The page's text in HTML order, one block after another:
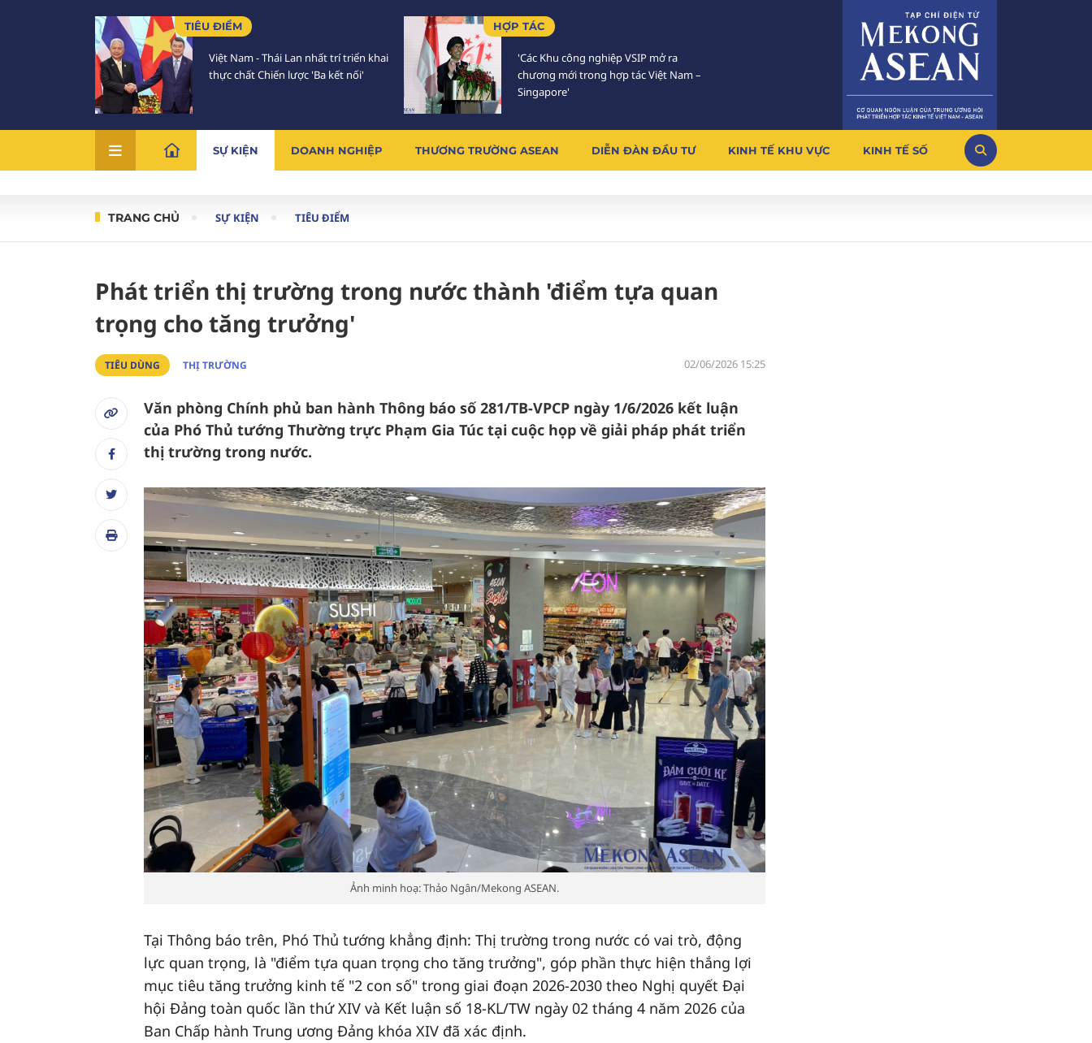
TIÊU ĐIỂM
Việt Nam - Thái Lan nhất trí triển khai
thực chất Chiến lược 'Ba kết nối'
HỢP TÁC
'Các Khu công nghiệp VSIP mở ra
chương mới trong hợp tác Việt Nam –
Singapore'
SỰ KIỆN DOANH NGHIỆP THƯƠNG TRƯỜNG ASEAN DIỄN ĐÀN ĐẦU TƯ KINH TẾ KHU VỰC KINH TẾ SỐ
TRANG CHỦ SỰ KIỆN TIÊU ĐIỂM
Phát triển thị trường trong nước thành 'điểm tựa quan
trọng cho tăng trưởng'
TIÊU DÙNG THỊ TRƯỜNG 02/06/2026 15:25
Văn phòng Chính phủ ban hành Thông báo số 281/TB-VPCP ngày 1/6/2026 kết luận
của Phó Thủ tướng Thường trực Phạm Gia Túc tại cuộc họp về giải pháp phát triển
thị trường trong nước.
Ảnh minh hoạ: Thảo Ngân/Mekong ASEAN.
Tại Thông báo trên, Phó Thủ tướng khẳng định: Thị trường trong nước có vai trò, động
lực quan trọng, là "điểm tựa quan trọng cho tăng trưởng", góp phần thực hiện thắng lợi
mục tiêu tăng trưởng kinh tế "2 con số" trong giai đoạn 2026-2030 theo Nghị quyết Đại
hội Đảng toàn quốc lần thứ XIV và Kết luận số 18-KL/TW ngày 02 tháng 4 năm 2026 của
Ban Chấp hành Trung ương Đảng khóa XIV đã xác định.